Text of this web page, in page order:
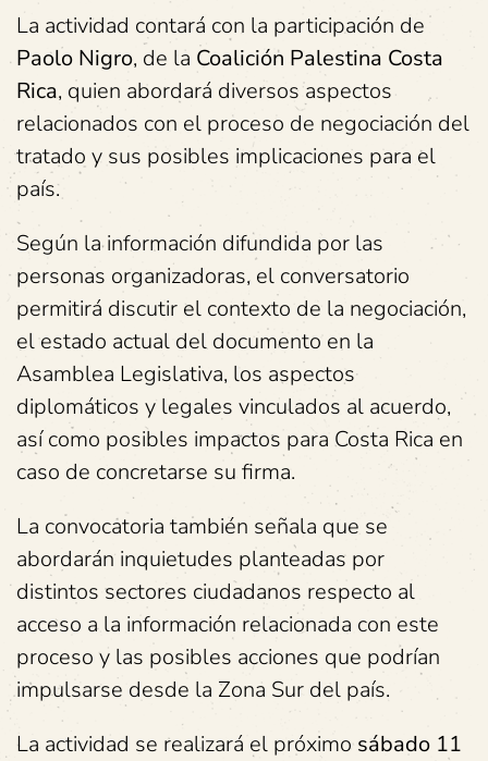
La actividad contará con la participación de
Paolo Nigro, de la Coalición Palestina Costa
Rica, quien abordará diversos aspectos
relacionados con el proceso de negociación del
tratado y sus posibles implicaciones para el
país.
Según la información difundida por las
personas organizadoras, el conversatorio
permitirá discutir el contexto de la negociación,
el estado actual del documento en la
Asamblea Legislativa, los aspectos
diplomáticos y legales vinculados al acuerdo,
así como posibles impactos para Costa Rica en
caso de concretarse su firma.
La convocatoria también señala que se
abordarán inquietudes planteadas por
distintos sectores ciudadanos respecto al
acceso a la información relacionada con este
proceso y las posibles acciones que podrían
impulsarse desde la Zona Sur del país.
La actividad se realizará el próximo sábado 11